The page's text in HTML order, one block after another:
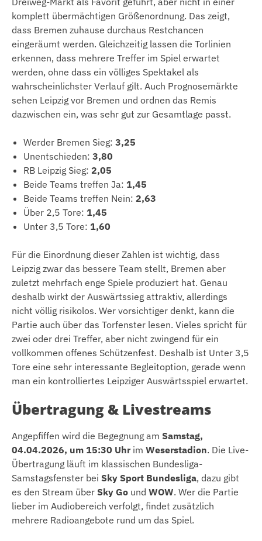
komplett übermächtigen Größenordnung. Das zeigt,
dass Bremen zuhause durchaus Restchancen
eingeräumt werden. Gleichzeitig lassen die Torlinien
erkennen, dass mehrere Treffer im Spiel erwartet
werden, ohne dass ein völliges Spektakel als
wahrscheinlichster Verlauf gilt. Auch Prognosemärkte
sehen Leipzig vor Bremen und ordnen das Remis
dazwischen ein, was sehr gut zur Gesamtlage passt.
Werder Bremen Sieg: 3,25
Unentschieden: 3,80
RB Leipzig Sieg: 2,05
Beide Teams treffen Ja: 1,45
Beide Teams treffen Nein: 2,63
Über 2,5 Tore: 1,45
Unter 3,5 Tore: 1,60
Für die Einordnung dieser Zahlen ist wichtig, dass
Leipzig zwar das bessere Team stellt, Bremen aber
zuletzt mehrfach enge Spiele produziert hat. Genau
deshalb wirkt der Auswärtssieg attraktiv, allerdings
nicht völlig risikolos. Wer vorsichtiger denkt, kann die
Partie auch über das Torfenster lesen. Vieles spricht für
zwei oder drei Treffer, aber nicht zwingend für ein
vollkommen offenes Schützenfest. Deshalb ist Unter 3,5
Tore eine sehr interessante Begleitoption, gerade wenn
man ein kontrolliertes Leipziger Auswärtsspiel erwartet.
Übertragung & Livestreams
Angepfiffen wird die Begegnung am Samstag,
04.04.2026, um 15:30 Uhr im Weserstadion. Die Live-
Übertragung läuft im klassischen Bundesliga-
Samstagsfenster bei Sky Sport Bundesliga, dazu gibt
es den Stream über Sky Go und WOW. Wer die Partie
lieber im Audiobereich verfolgt, findet zusätzlich
mehrere Radioangebote rund um das Spiel.